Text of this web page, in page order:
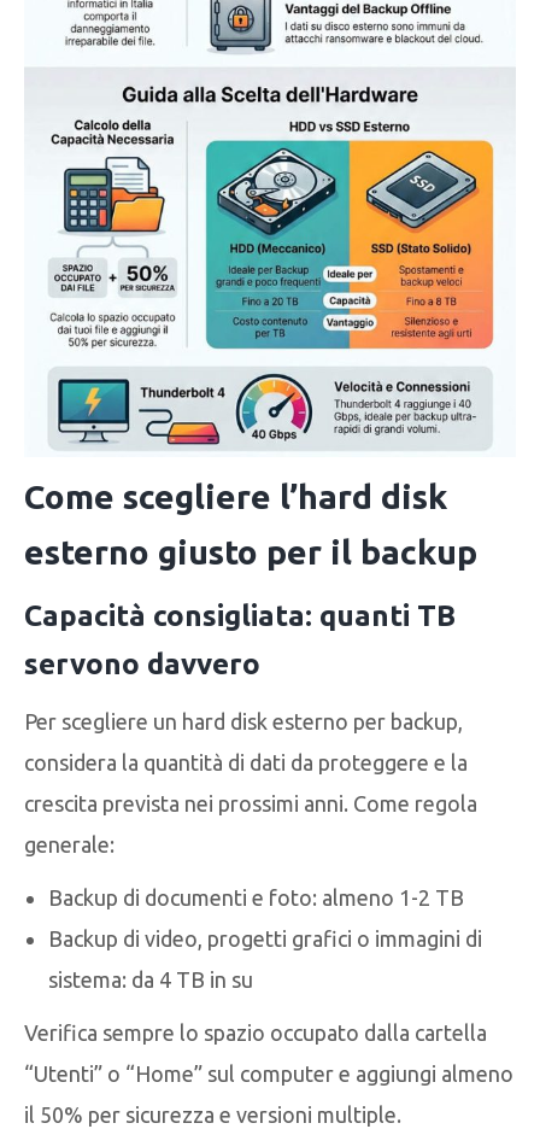
Come scegliere l’hard disk
esterno giusto per il backup
Capacità consigliata: quanti TB
servono davvero
Per scegliere un hard disk esterno per backup,
considera la quantità di dati da proteggere e la
crescita prevista nei prossimi anni. Come regola
generale:
Backup di documenti e foto: almeno 1-2 TB
Backup di video, progetti grafici o immagini di
sistema: da 4 TB in su
Verifica sempre lo spazio occupato dalla cartella
“Utenti” o “Home” sul computer e aggiungi almeno
il 50% per sicurezza e versioni multiple.